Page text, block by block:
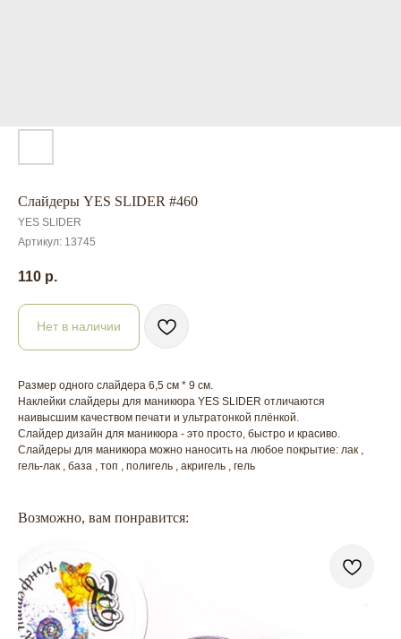
Слайдеры YES SLIDER #460
YES SLIDER
Артикул: 13745
110 р.
Нет в наличии
Размер одного слайдера 6,5 см * 9 см.
Наклейки слайдеры для маникюра YES SLIDER отличаются
наивысшим качеством печати и ультратонкой плёнкой.
Слайдер дизайн для маникюра - это просто, быстро и красиво.
Слайдеры для маникюра можно наносить на любое покрытие: лак ,
гель-лак , база , топ , полигель , акригель , гель
Возможно, вам понравится: